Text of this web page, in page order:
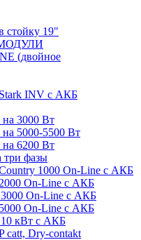
стойку 19"
(двойное
INV с АКБ
3000 Вт
5000-5500 Вт
6200 Вт
три фазы
1000 On-Line с АКБ
On-Line с АКБ
On-Line с АКБ
On-Line с АКБ
кВт с АКБ
catt, Dry-contakt